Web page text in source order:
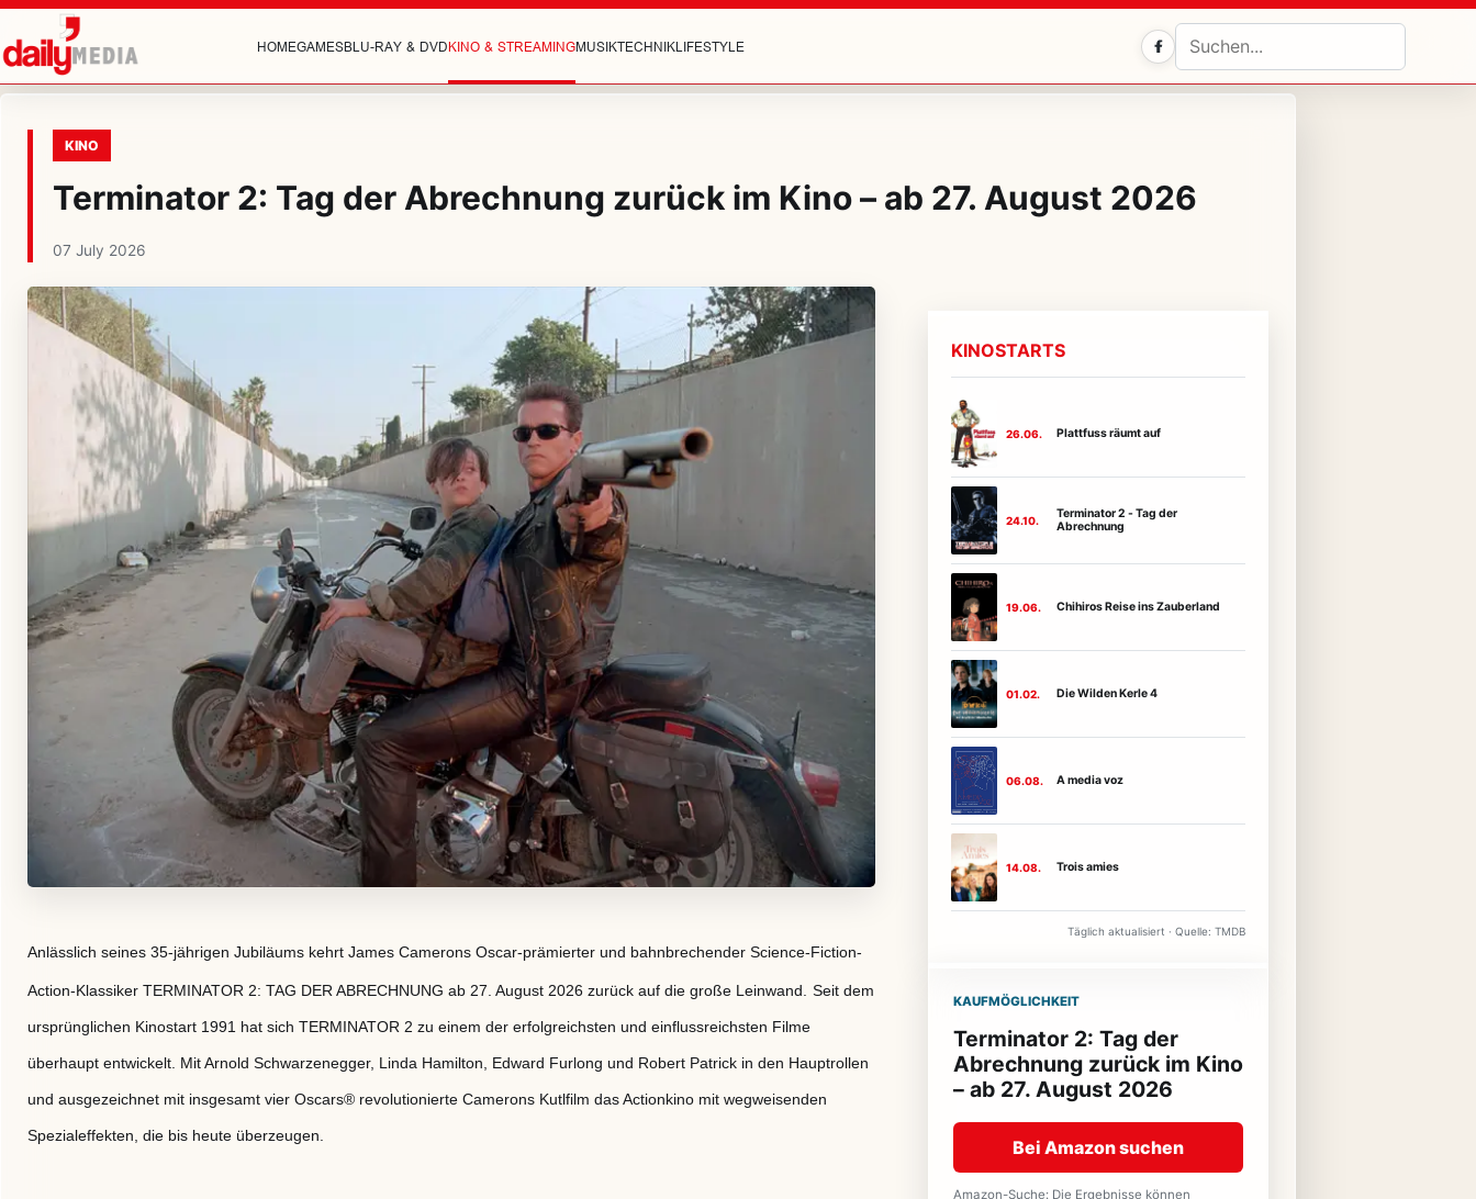
HOMEGAMESBLU-RAY & DVDKINO & STREAMINGMUSIKTECHNIKLIFESTYLE Facebook
KINO
Terminator 2: Tag der Abrechnung zurück im Kino – ab 27. August 2026
07 July 2026
Anlässlich seines 35-jährigen Jubiläums kehrt James Camerons Oscar-prämierter und bahnbrechender Science-Fiction-
Action-Klassiker TERMINATOR 2: TAG DER ABRECHNUNG ab 27. August 2026 zurück auf die große Leinwand. Seit dem
ursprünglichen Kinostart 1991 hat sich TERMINATOR 2 zu einem der erfolgreichsten und einflussreichsten Filme
überhaupt entwickelt. Mit Arnold Schwarzenegger, Linda Hamilton, Edward Furlong und Robert Patrick in den Hauptrollen
und ausgezeichnet mit insgesamt vier Oscars® revolutionierte Camerons Kutlfilm das Actionkino mit wegweisenden
Spezialeffekten, die bis heute überzeugen.
KINOSTARTS
26.06. Plattfuss räumt auf
24.10.
Terminator 2 - Tag der
Abrechnung
19.06. Chihiros Reise ins Zauberland
01.02. Die Wilden Kerle 4
06.08. A media voz
14.08. Trois amies
Täglich aktualisiert · Quelle: TMDB
KAUFMÖGLICHKEIT
Terminator 2: Tag der
Abrechnung zurück im Kino
– ab 27. August 2026
Bei Amazon suchen
Amazon-Suche: Die Ergebnisse können